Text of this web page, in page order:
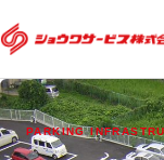
PARKING